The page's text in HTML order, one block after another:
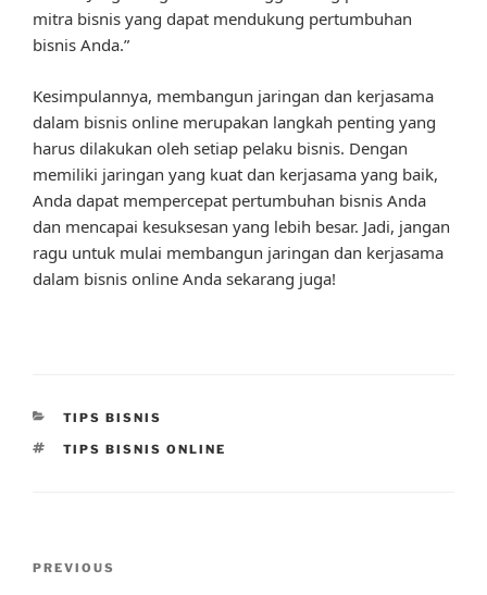
mitra bisnis yang dapat mendukung pertumbuhan
bisnis Anda.”
Kesimpulannya, membangun jaringan dan kerjasama
dalam bisnis online merupakan langkah penting yang
harus dilakukan oleh setiap pelaku bisnis. Dengan
memiliki jaringan yang kuat dan kerjasama yang baik,
Anda dapat mempercepat pertumbuhan bisnis Anda
dan mencapai kesuksesan yang lebih besar. Jadi, jangan
ragu untuk mulai membangun jaringan dan kerjasama
dalam bisnis online Anda sekarang juga!
CATEGORIES
TIPS BISNIS
TAGS
TIPS BISNIS ONLINE
Previous
PREVIOUS